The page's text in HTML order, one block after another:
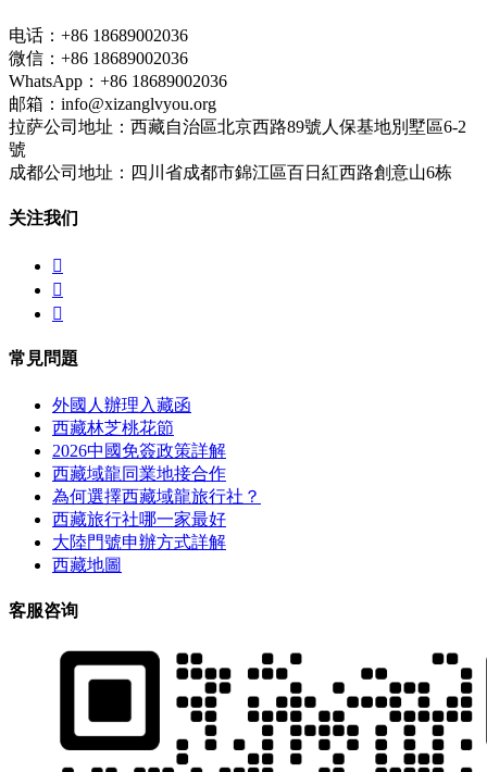
电话：+86 18689002036
微信：+86 18689002036
WhatsApp：+86 18689002036
邮箱：info@xizanglvyou.org
拉萨公司地址：西藏自治區北京西路89號人保基地別墅區6-2
號
成都公司地址：四川省成都市錦江區百日紅西路創意山6栋
关注我们



常見問題
外國人辦理入藏函
西藏林芝桃花節
2026中國免簽政策詳解
西藏域龍同業地接合作
為何選擇西藏域龍旅行社？
西藏旅行社哪一家最好
大陸門號申辦方式詳解
西藏地圖
客服咨询